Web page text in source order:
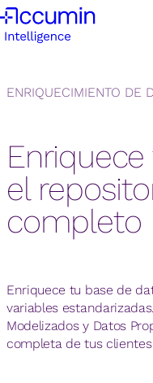
ENRIQUECIMIENTO DE
el
completo
Enriquece tu base de
variables
Modelizados y Datos
completa de tus